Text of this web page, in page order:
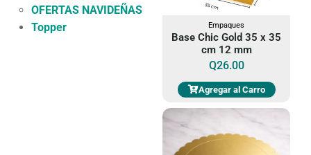
Empaques
Base Chic Gold 35 x 35
cm 12 mm
Q26.00
Agregar al Carro
OFERTAS NAVIDEÑAS
Topper